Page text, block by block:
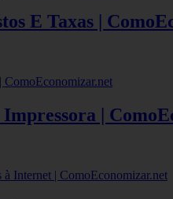
E Taxas |
|